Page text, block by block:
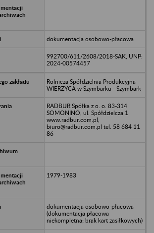
dokumentacja osobowo-płacowa
992700/611/2608/2018-SAK, UNP:
2024-00574457
Rolnicza Spółdzielnia Produkcyjna
WIERZYCA w Szymbarku - Szymbark
RADBUR Spółka z o. o. 83-314
SOMONINO, ul. Spółdzielcza 1
www.radbur.com.pl,
biuro@radbur.com.pl tel. 58 684 11
86
1979-1983
dokumentacja osobowo-płacowa
(dokumentacja płacowa
niekompletna; brak kart zasiłkowych)